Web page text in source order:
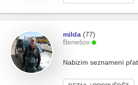
milda (77)
Benešov
Nabizím seznamení